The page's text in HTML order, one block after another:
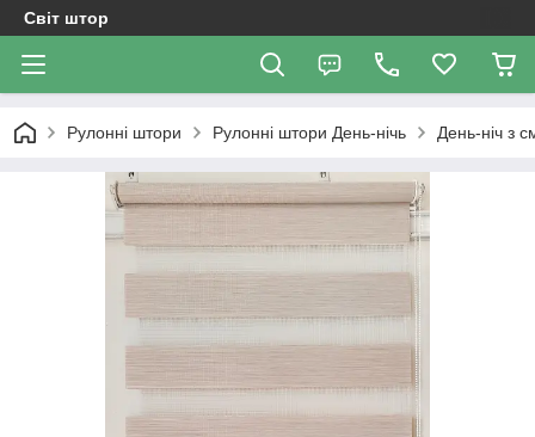
Світ штор
Рулонні штори Рулоннi штори День-нiчь День-ніч з